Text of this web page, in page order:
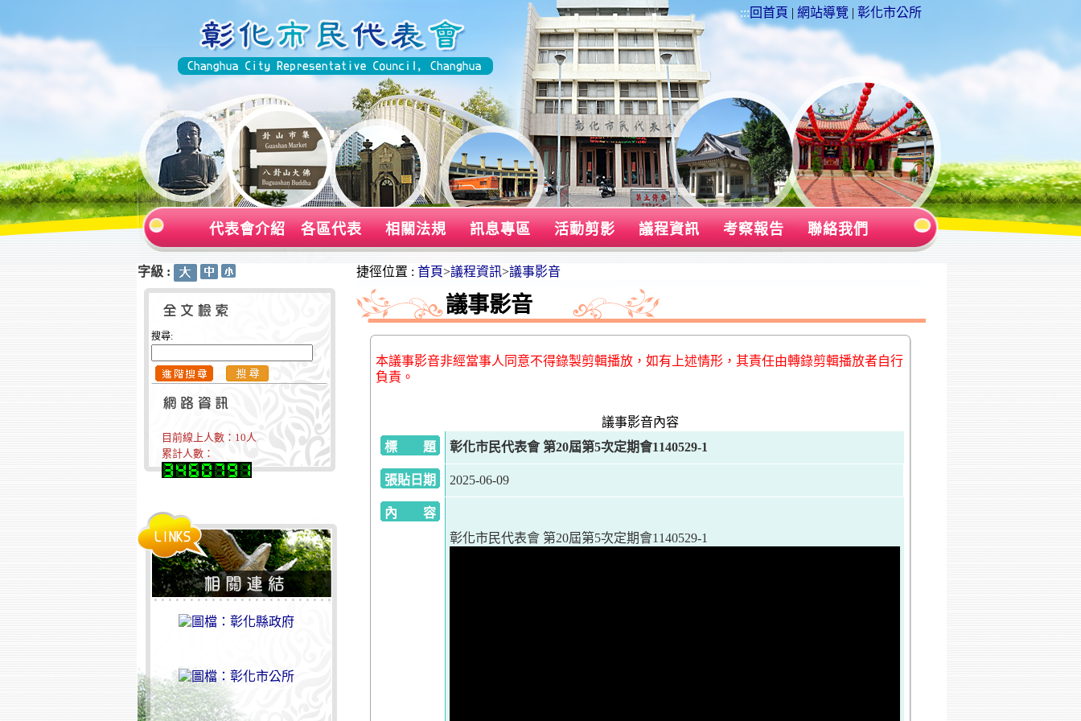
::: 回首頁 | 網站導覽 | 彰化市公所
代表會介紹 各區代表 相關法規 訊息專區 活動剪影 議程資訊 考察報告 聯絡我們
字級 :
搜尋:
目前線上人數： 10人
累計人數：
捷徑位置 : 首頁>議程資訊>議事影音
議事影音
本議事影音非經當事人同意不得錄製剪輯播放，如有上述情形，其責任由轉錄剪輯播放者自行
負責。
議事影音內容
標 題
彰化市民代表會 第20屆第5次定期會1140529-1
張貼日期 2025-06-09
內 容
彰化市民代表會 第20屆第5次定期會1140529-1